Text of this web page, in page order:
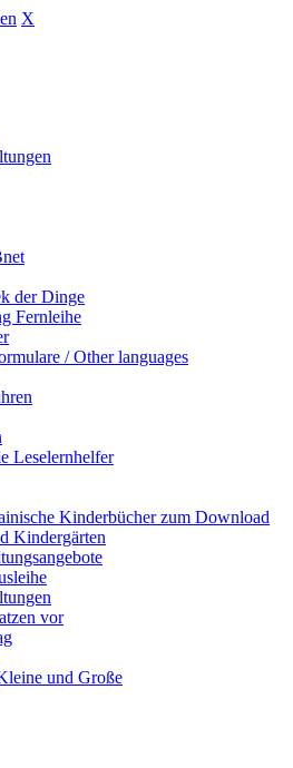
X
der Dinge
Fernleihe
/ Other languages
Leselernhelfer
Kinderbücher zum Download
Kindergärten
vor
und Große